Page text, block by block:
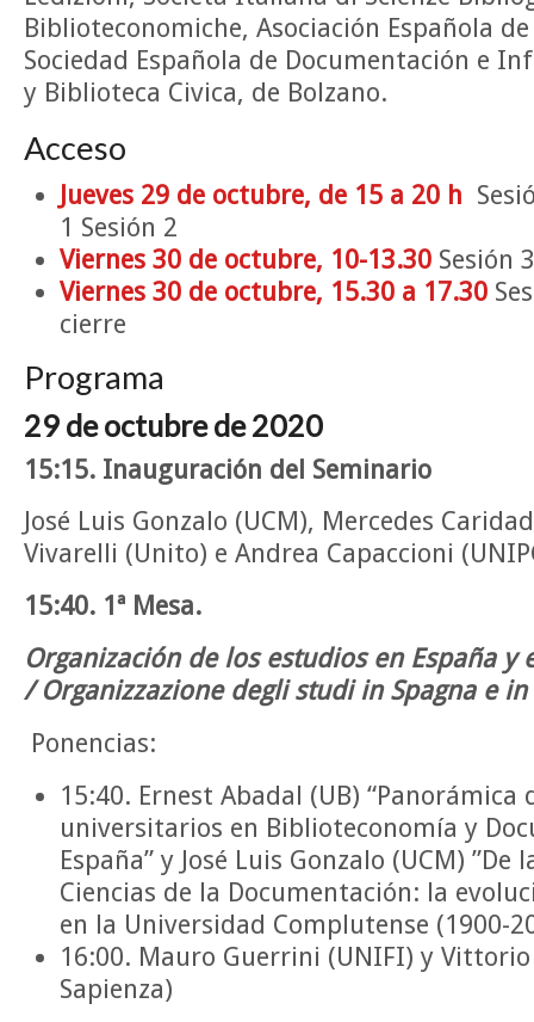
Biblioteconomiche, Asociación Española
Sociedad Española de Documentación e
y Biblioteca Civica, de Bolzano.
Acceso
Jueves 29 de octubre, de 15 a 20 h
1 Sesión 2
Viernes 30 de octubre, 10-13.30 Sesión
Viernes 30 de octubre, 15.30 a 17.30
cierre
Programa
29 de octubre de 2020
15:15. Inauguración del Seminario
José Luis Gonzalo (UCM), Mercedes
Vivarelli (Unito) e Andrea Capaccioni
15:40. 1ª Mesa.
Organización de los estudios en España y
/ Organizzazione degli studi in Spagna e
Ponencias:
15:40. Ernest Abadal (UB) “Panorámica
universitarios en Biblioteconomía y
España” y José Luis Gonzalo (UCM)
Ciencias de la Documentación: la
en la Universidad Complutense (1900-
16:00. Mauro Guerrini (UNIFI) y Vittorio
Sapienza)